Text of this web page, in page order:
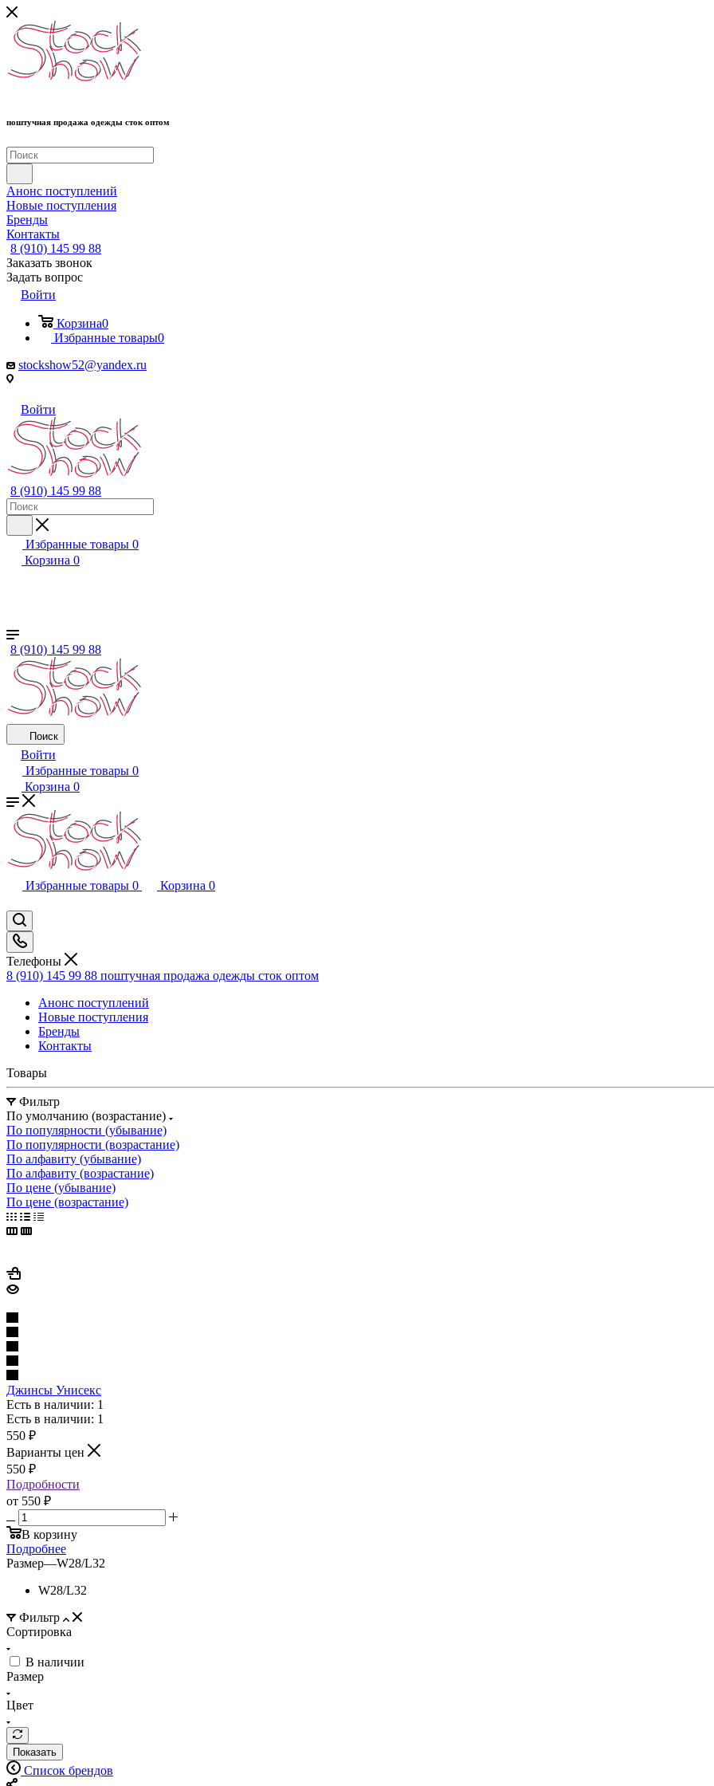
поштучная продажа одежды сток оптом
Анонс поступлений
Новые поступления
Бренды
Контакты
8 (910) 145 99 88
Заказать звонок
Задать вопрос
Войти
Корзина0
Избранные товары0
stockshow52@yandex.ru
Войти
8 (910) 145 99 88
Избранные товары 0
Корзина 0
8 (910) 145 99 88
Поиск
Войти
Избранные товары 0
Корзина 0
Избранные товары 0 Корзина 0
Телефоны
8 (910) 145 99 88 поштучная продажа одежды сток оптом
Анонс поступлений
Новые поступления
Бренды
Контакты
Товары
Фильтр
По умолчанию (возрастание)
По популярности (убывание)
По популярности (возрастание)
По алфавиту (убывание)
По алфавиту (возрастание)
По цене (убывание)
По цене (возрастание)
Джинсы Унисекс
Есть в наличии: 1
Есть в наличии: 1
550 ₽
Варианты цен
550 ₽
Подробности
от 550 ₽
В корзину
Подробнее
Размер—W28/L32
W28/L32
Фильтр
Сортировка
В наличии
Размер
Цвет
Показать
Список брендов